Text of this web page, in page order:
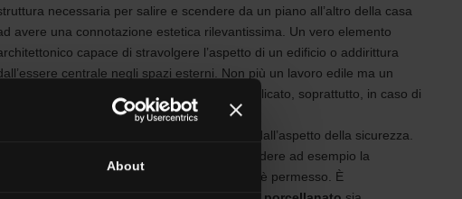
About
necessaria per salire e scendere da un piano all’altro della casa
avere una connotazione estetica rilevantissima. Un vero elemento
capace di stravolgere l’aspetto di un edificio o addirittura
centrale negli spazi esterni. Non più un lavoro edile ma un
aspetto dell’exterior design particolarmente delicato, soprattutto, in caso di
L’aspetto estetico non può infatti prescindere dall’aspetto della sicurezza.
Nel caso in cui la scala si trovi all’esterno prendere ad esempio la
meravigliosa scalinata di Trinità dei Monti non è permesso. È